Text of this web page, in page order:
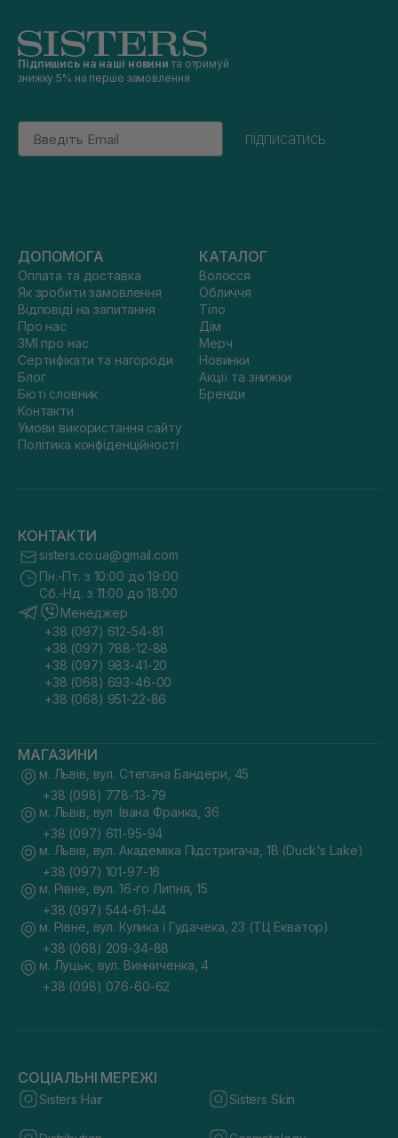
Підпишись на наші новини та отримуй
знижку 5% на перше замовлення
Email
підписатись
ДОПОМОГА
Оплата та доставка
Як зробити замовлення
Відповіді на запитання
Про нас
ЗМІ про нас
Сертифікати та нагороди
Блог
Бюті словник
Контакти
Умови використання сайту
Політика конфіденційності
КАТАЛОГ
Волосся
Обличчя
Тіло
Дім
Мерч
Новинки
Акції та знижки
Бренди
КОНТАКТИ
sisters.co.ua@gmail.com
Пн.-Пт. з 10:00 до 19:00
Сб.-Нд. з 11:00 до 18:00
Менеджер
+38 (097) 612-54-81
+38 (097) 788-12-88
+38 (097) 983-41-20
+38 (068) 693-46-00
+38 (068) 951-22-86
МАГАЗИНИ
м. Львів, вул. Степана Бандери, 45
+38 (098) 778-13-79
м. Львів, вул. Івана Франка, 36
+38 (097) 611-95-94
м. Львів, вул. Академіка Підстригача, 1В (Duck's Lake)
+38 (097) 101-97-16
м. Рівне, вул. 16-го Липня, 15
+38 (097) 544-61-44
м. Рівне, вул. Кулика і Гудачека, 23 (ТЦ Екватор)
+38 (068) 209-34-88
м. Луцьк, вул. Винниченка, 4
+38 (098) 076-60-62
СОЦІАЛЬНІ МЕРЕЖІ
Sisters Hair Sisters Skin